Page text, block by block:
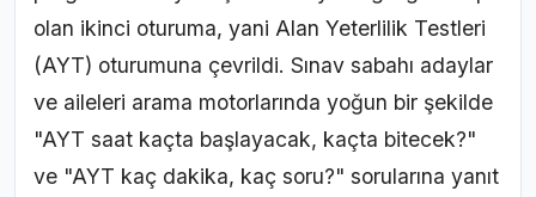
olan ikinci oturuma, yani Alan Yeterlilik Testleri
(AYT) oturumuna çevrildi. Sınav sabahı adaylar
ve aileleri arama motorlarında yoğun bir şekilde
"AYT saat kaçta başlayacak, kaçta bitecek?"
ve "AYT kaç dakika, kaç soru?" sorularına yanıt